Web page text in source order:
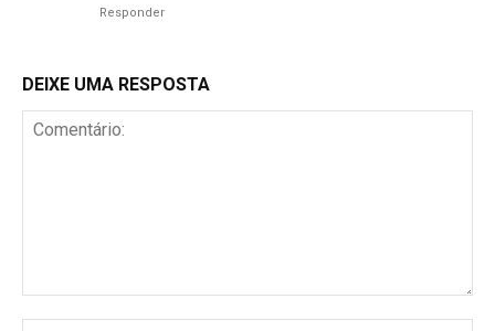
Responder
DEIXE UMA RESPOSTA